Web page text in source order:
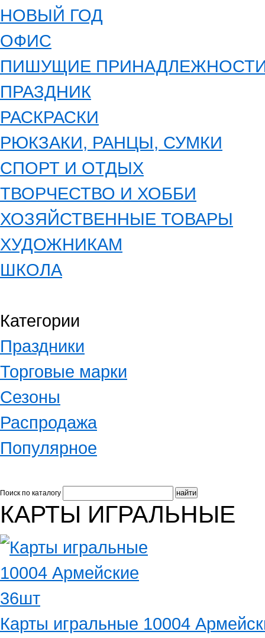
НОВЫЙ ГОД
ОФИС
ПИШУЩИЕ
ПРАЗДНИК
РАСКРАСКИ
РЮКЗАКИ, РАНЦЫ, СУМКИ
СПОРТ И ОТДЫХ
ТВОРЧЕСТВО И ХОББИ
ХОЗЯЙСТВЕННЫЕ ТОВАРЫ
ХУДОЖНИКАМ
ШКОЛА
Категории
Праздники
Торговые марки
Сезоны
Распродажа
Популярное
Поиск по каталогу
КАРТЫ ИГРАЛЬНЫЕ
Карты игральные 10004